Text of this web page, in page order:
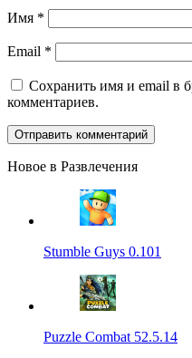
Имя *
Email *
Сохранить имя и email в
комментариев.
Новое в Развлечения
Stumble Guys 0.101
Puzzle Combat 52.5.14